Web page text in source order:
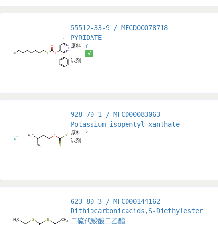
55512-33-9 / MFCD00078718
PYRIDATE
原料 ?
试剂
√
928-70-1 / MFCD00083063
Potassium isopentyl xanthate
原料 ?
试剂
623-80-3 / MFCD00144162
Dithiocarbonicacids,S-Diethylester
二硫代羧酸二乙酯